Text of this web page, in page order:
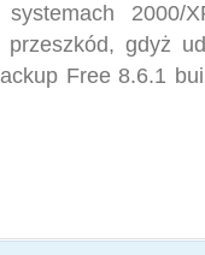
2000/
gdyż
Free 8.6.1